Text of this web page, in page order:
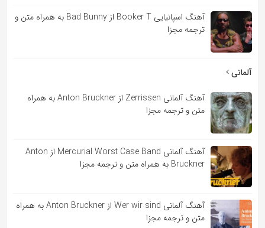
آهنگ اسپانیایی Booker T از Bad Bunny به همراه متن و
ترجمه مجزا
آلمانی
آهنگ آلمانی Zerrissen از Anton Bruckner به همراه
متن و ترجمه مجزا
آهنگ آلمانی Mercurial Worst Case Band از Anton
Bruckner به همراه متن و ترجمه مجزا
آهنگ آلمانی Wer wir sind از Anton Bruckner به همراه
متن و ترجمه مجزا